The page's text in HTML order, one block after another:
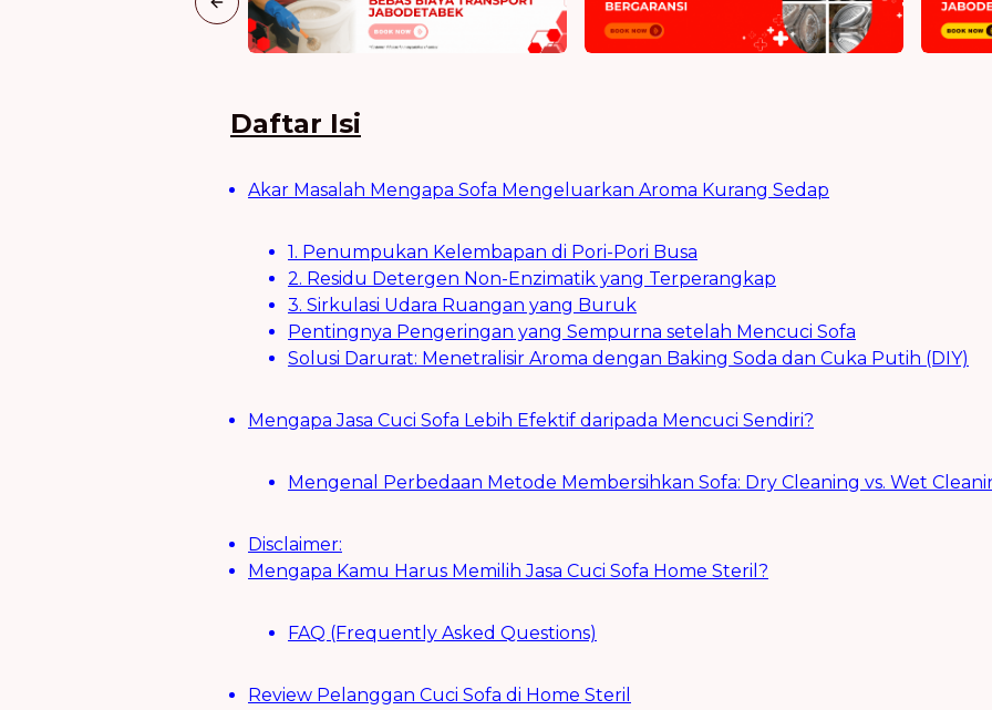
Previous slide
Daftar Isi
Akar Masalah Mengapa Sofa Mengeluarkan Aroma Kurang Sedap
1. Penumpukan Kelembapan di Pori-Pori Busa
2. Residu Detergen Non-Enzimatik yang Terperangkap
3. Sirkulasi Udara Ruangan yang Buruk
Pentingnya Pengeringan yang Sempurna setelah Mencuci Sofa
Solusi Darurat: Menetralisir Aroma dengan Baking Soda dan Cuka Putih (DIY)
Mengapa Jasa Cuci Sofa Lebih Efektif daripada Mencuci Sendiri?
Mengenal Perbedaan Metode Membersihkan Sofa: Dry Cleaning vs. Wet
Disclaimer:
Mengapa Kamu Harus Memilih Jasa Cuci Sofa Home Steril?
FAQ (Frequently Asked Questions)
Review Pelanggan Cuci Sofa di Home Steril